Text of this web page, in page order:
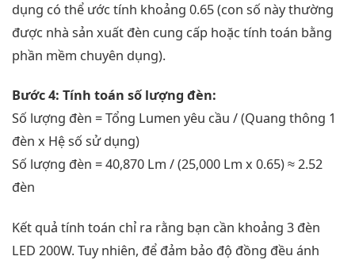
dụng có thể ước tính khoảng 0.65 (con số này thường
được nhà sản xuất đèn cung cấp hoặc tính toán bằng
phần mềm chuyên dụng).
Bước 4: Tính toán số lượng đèn:
Số lượng đèn = Tổng Lumen yêu cầu / (Quang thông 1
đèn x Hệ số sử dụng)
Số lượng đèn = 40,870 Lm / (25,000 Lm x 0.65) ≈ 2.52
đèn
Kết quả tính toán chỉ ra rằng bạn cần khoảng 3 đèn
LED 200W. Tuy nhiên, để đảm bảo độ đồng đều ánh